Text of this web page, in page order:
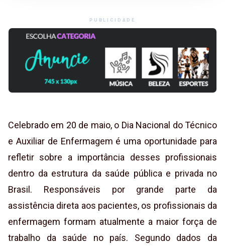
PUBLICIDADE
Celebrado em 20 de maio, o Dia Nacional do Técnico
e Auxiliar de Enfermagem é uma oportunidade para
refletir sobre a importância desses profissionais
dentro da estrutura da saúde pública e privada no
Brasil. Responsáveis por grande parte da
assistência direta aos pacientes, os profissionais da
enfermagem formam atualmente a maior força de
trabalho da saúde no país. Segundo dados da